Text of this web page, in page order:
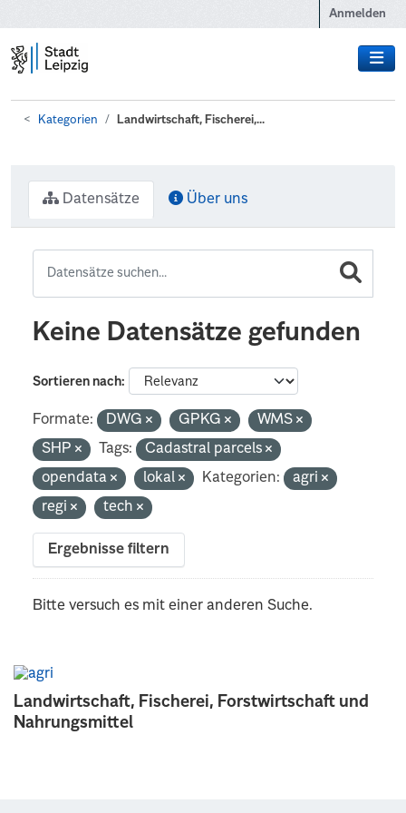
Anmelden
Kategorien Landwirtschaft, Fischerei,...
Landwirtschaft, Fischerei, Forstwirtschaft und
Nahrungsmittel
Datensätze Über uns
Keine Datensätze gefunden
Sortieren nach
Formate: DWG GPKG
WMS
SHP
Tags:
Cadastral parcels
opendata
lokal Kategorien:
agri
regi
tech
Ergebnisse filtern
Bitte versuch es mit einer anderen Suche.